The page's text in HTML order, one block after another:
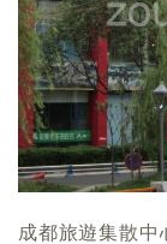
成都旅遊集散中